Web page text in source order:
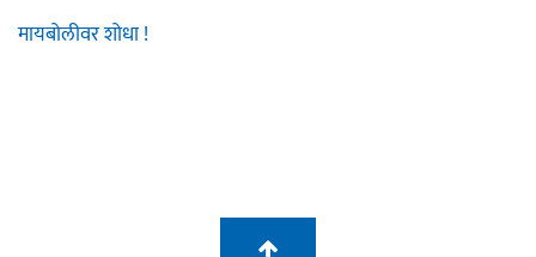
मायबोलीवर शोधा !